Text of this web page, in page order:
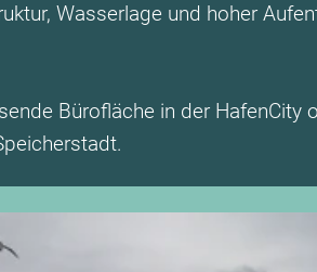
Wasserlage und hoher
Bürofläche in der